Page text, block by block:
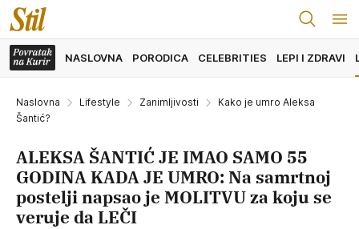
NASLOVNA PORODICA CELEBRITIES LEPI I ZDRAVI
Naslovna Lifestyle Zanimljivosti
Kako je umro Aleksa
Šantić?
ALEKSA ŠANTIĆ JE IMAO SAMO 55
GODINA KADA JE UMRO: Na samrtnoj
postelji napsao je MOLITVU za koju se
veruje da LEČI